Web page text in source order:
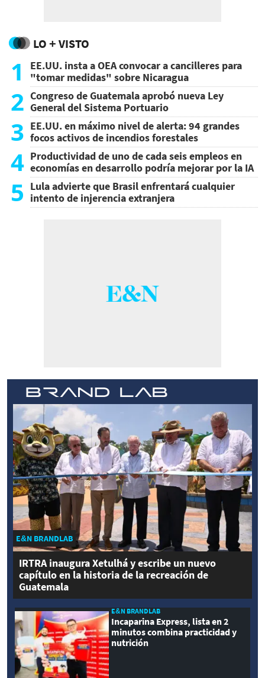
LO + VISTO
1
EE.UU. insta a OEA convocar a cancilleres para
"tomar medidas" sobre Nicaragua
2 Congreso de Guatemala aprobó nueva Ley
General del Sistema Portuario
3 EE.UU. en máximo nivel de alerta: 94 grandes
focos activos de incendios forestales
4 Productividad de uno de cada seis empleos en
economías en desarrollo podría mejorar por la IA
5 Lula advierte que Brasil enfrentará cualquier
intento de injerencia extranjera
E&N BRANDLAB
IRTRA inaugura Xetulhá y escribe un nuevo
capítulo en la historia de la recreación de
Guatemala
E&N BRANDLAB
Incaparina Express, lista en 2
minutos combina practicidad y
nutrición